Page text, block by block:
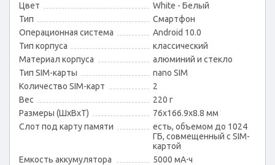
Цвет
White - Белый
Тип
Смартфон
Операционная система
Android 10.0
Тип корпуса
классический
Материал корпуса
алюминий и стекло
Тип SIM-карты
nano SIM
Количество SIM-карт
2
Вес
220 г
Размеры (ШxВxТ)
76x166.9x8.8 мм
Слот под карту памяти
есть, объемом до 1024
ГБ, совмещенный с SIM-
картой
Емкость аккумулятора
5000 мА⋅ч